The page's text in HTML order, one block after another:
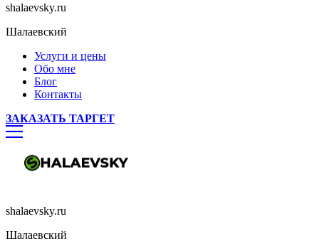
shalaevsky.ru
Шалаевский
Услуги и цены
Обо мне
Блог
Контакты
ЗАКАЗАТЬ ТАРГЕТ
shalaevsky.ru
Шалаевский